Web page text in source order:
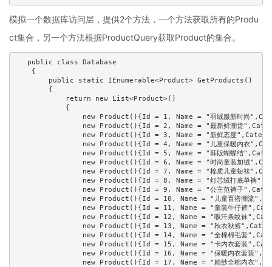
模拟一个数据库访问层，提供2个方法，一个方法获取所有的Produ
ct集合，另一个方法根据ProductQuery获取Product的集合。
   public class Database
    {
        public static IEnumerable<Product> GetProducts()
        {
            return new List<Product>()
            {
new Product(){Id = 1, Name = "羽绒服新时尚
new Product(){Id = 2, Name = "最新鲜潮货
new Product(){Id = 3, Name = "新鲜态度",Category
new Product(){Id = 4, Name = "儿童保暖内衣
new Product(){Id = 5, Name = "韩版蝴蝶结
new Product(){Id = 6, Name = "时尚童装加绒
new Product(){Id = 7, Name = "棉质儿童短袜
new Product(){Id = 8, Name = "灯芯绒打底单裤
new Product(){Id = 9, Name = "公主范裤子
new Product(){Id = 10, Name = "儿童百搭潮流
new Product(){Id = 11, Name = "童装牛仔裤
new Product(){Id = 12, Name = "吸汗条纹袜
new Product(){Id = 13, Name = "秋衣秋裤
new Product(){Id = 14, Name = "全棉棉毛套
new Product(){Id = 15, Name = "卡内衣套装
new Product(){Id = 16, Name = "保暖内衣套装
new Product(){Id = 17, Name = "精纱全棉内衣